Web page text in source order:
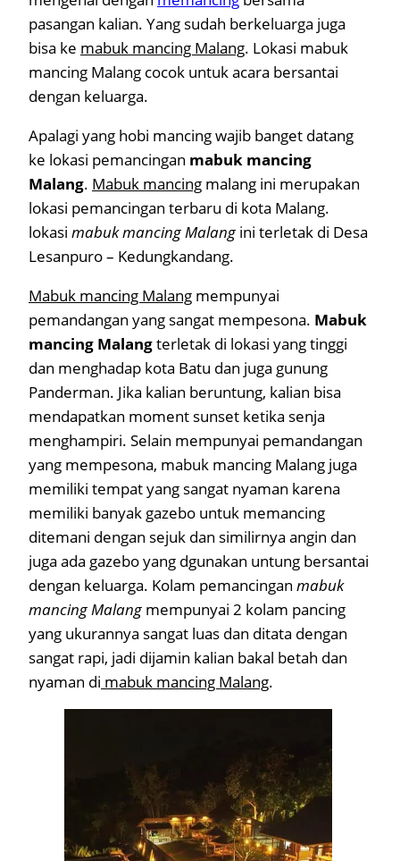
pasangan kalian. Yang sudah berkeluarga juga
bisa ke mabuk mancing Malang. Lokasi mabuk
mancing Malang cocok untuk acara bersantai
dengan keluarga.
Apalagi yang hobi mancing wajib banget datang
ke lokasi pemancingan mabuk mancing
Malang. Mabuk mancing malang ini merupakan
lokasi pemancingan terbaru di kota Malang.
lokasi mabuk mancing Malang ini terletak di Desa
Lesanpuro – Kedungkandang.
Mabuk mancing Malang mempunyai
pemandangan yang sangat mempesona. Mabuk
mancing Malangterletak di lokasi yang tinggi
dan menghadap kota Batu dan juga gunung
Panderman. Jika kalian beruntung, kalian bisa
mendapatkan moment sunset ketika senja
menghampiri. Selain mempunyai pemandangan
yang mempesona, mabuk mancing Malang juga
memiliki tempat yang sangat nyaman karena
memiliki banyak gazebo untuk memancing
ditemani dengan sejuk dan similirnya angin dan
juga ada gazebo yang dgunakan untung bersantai
dengan keluarga. Kolam pemancingan mabuk
mancing Malang mempunyai 2 kolam pancing
yang ukurannya sangat luas dan ditata dengan
sangat rapi, jadi dijamin kalian bakal betah dan
nyaman di mabuk mancing Malang.